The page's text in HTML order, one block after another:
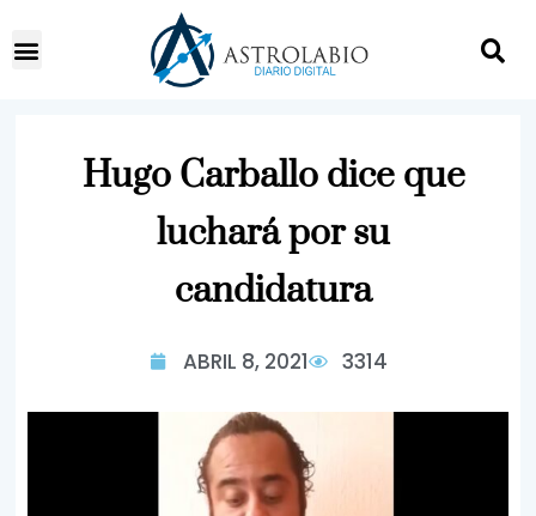
Hugo Carballo dice que
luchará por su
candidatura
ABRIL 8, 2021 3314